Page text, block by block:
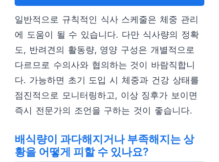
일반적으로 규칙적인 식사 스케줄은 체중 관리
에 도움이 될 수 있습니다. 다만 식사량의 정확
도, 반려견의 활동량, 영양 구성은 개별적으로
다르므로 수의사와 협의하는 것이 바람직합니
다. 가능하면 초기 도입 시 체중과 건강 상태를
점진적으로 모니터링하고, 이상 징후가 보이면
즉시 전문가의 조언을 구하는 것이 좋습니다.
배식량이 과다해지거나 부족해지는 상
황을 어떻게 피할 수 있나요?